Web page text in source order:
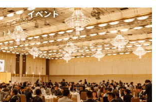
イベント